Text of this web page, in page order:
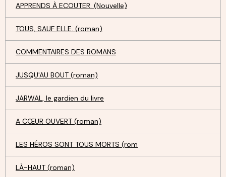
APPRENDS À ECOUTER. (Nouvelle)
TOUS, SAUF ELLE. (roman)
COMMENTAIRES DES ROMANS
JUSQU'AU BOUT (roman)
JARWAL, le gardien du livre
A CŒUR OUVERT (roman)
LES HÉROS SONT TOUS MORTS (rom
LÀ-HAUT (roman)